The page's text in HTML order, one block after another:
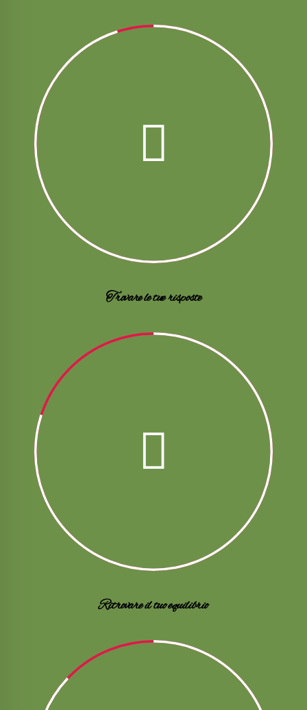
Trovare le tue risposte
Ritrovare il tuo equilibrio